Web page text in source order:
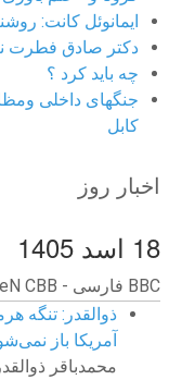
ایمانوئل کانت:
دکتر صادق فطرت
چه باید کرد ؟
کابل
اخبار روز
18 اسد 1405
BBC ‮فارسی - BBC News فارسی
ذوالقدر: تنگه
آمریکا باز
محمدباقر